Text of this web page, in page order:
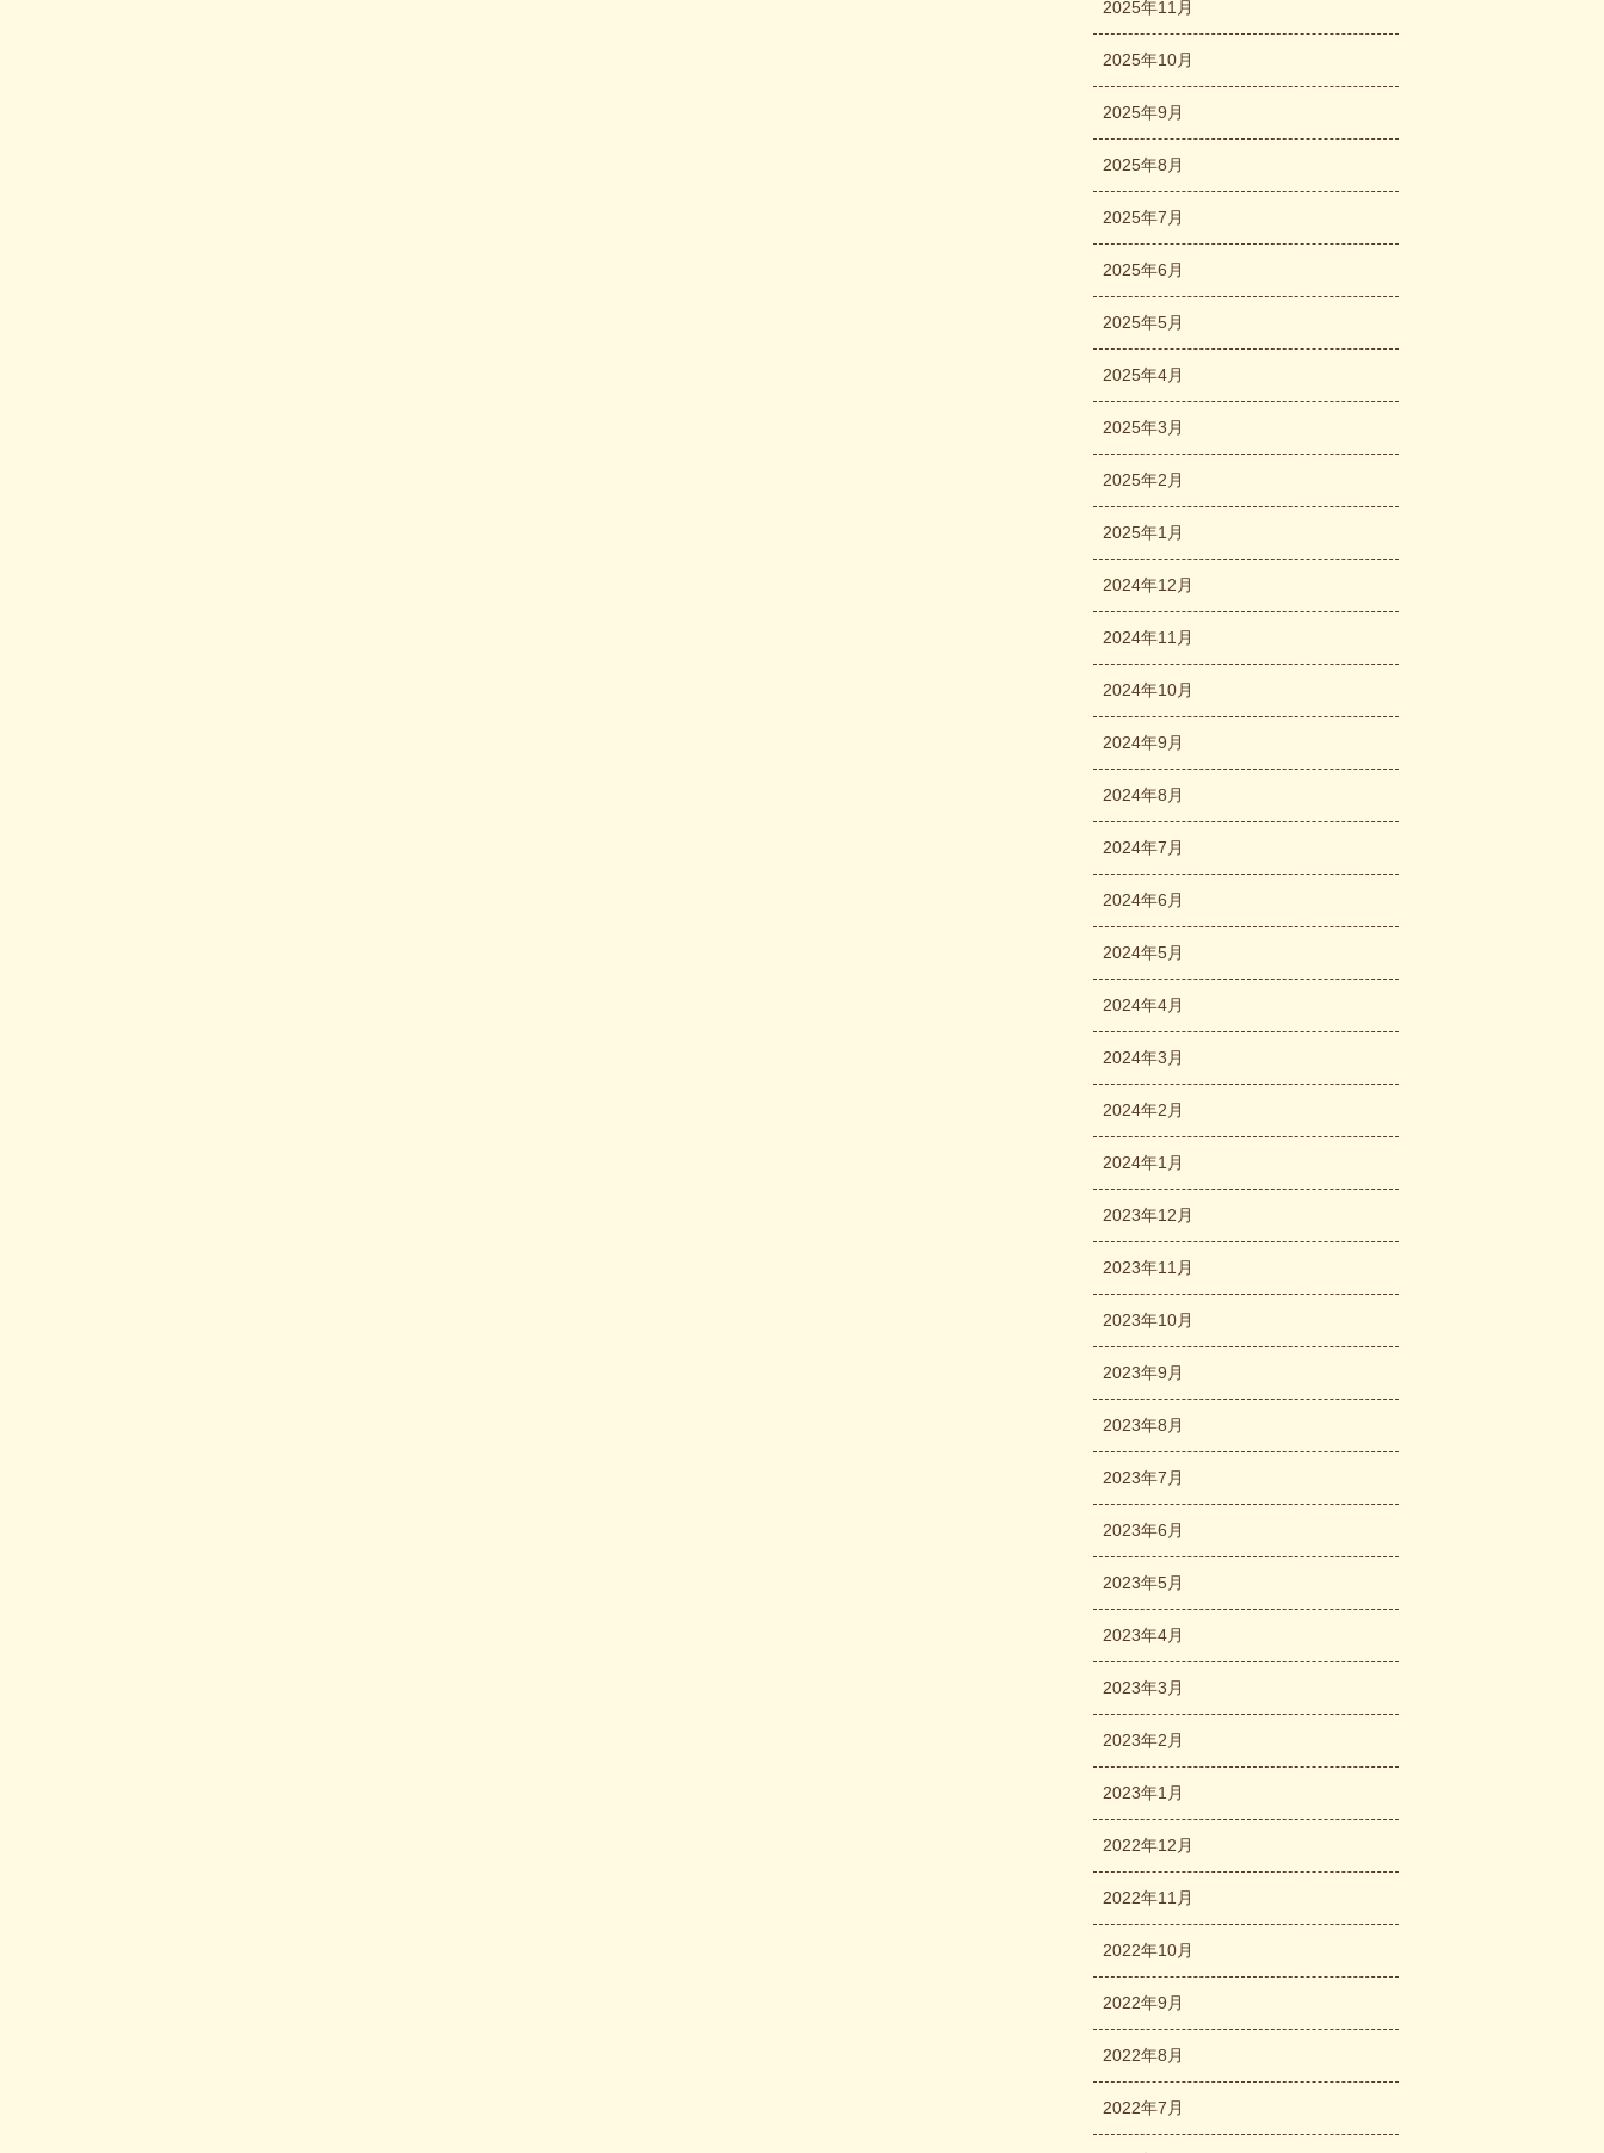
2025年11月
2025年10月
2025年9月
2025年8月
2025年7月
2025年6月
2025年5月
2025年4月
2025年3月
2025年2月
2025年1月
2024年12月
2024年11月
2024年10月
2024年9月
2024年8月
2024年7月
2024年6月
2024年5月
2024年4月
2024年3月
2024年2月
2024年1月
2023年12月
2023年11月
2023年10月
2023年9月
2023年8月
2023年7月
2023年6月
2023年5月
2023年4月
2023年3月
2023年2月
2023年1月
2022年12月
2022年11月
2022年10月
2022年9月
2022年8月
2022年7月